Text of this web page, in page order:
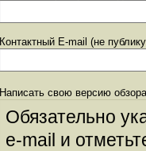
Контактный E-mail (не
Написать свою версию
Обязательно
e-mail и